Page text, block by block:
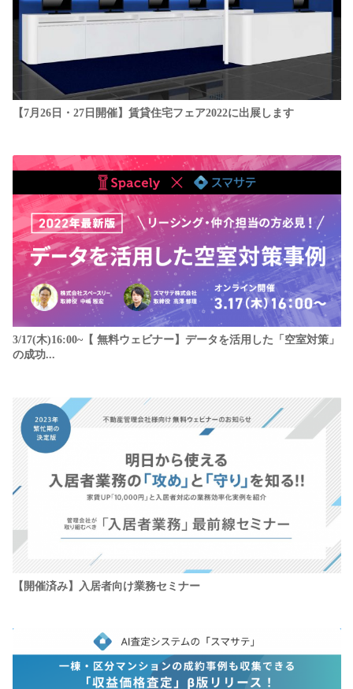
【7月26日・27日開催】賃貸住宅フェア2022に出展します
3/17(木)16:00~【 無料ウェビナー】データを活用した「空室対策」
の成功...
【開催済み】入居者向け業務セミナー